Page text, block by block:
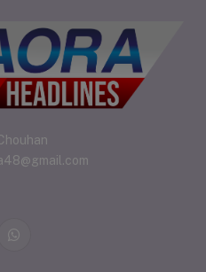
WhatsApp